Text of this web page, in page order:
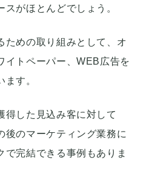
がほとんどでしょう。
ための取り組みとして、オ
イトペーパー、WEB広告を
す。
得した見込み客に対して
後のマーケティング業務に
で完結できる事例もありま